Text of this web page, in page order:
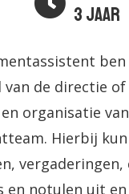
3 jaar
van de directie
organisatie
Hierbij
en notulen uit